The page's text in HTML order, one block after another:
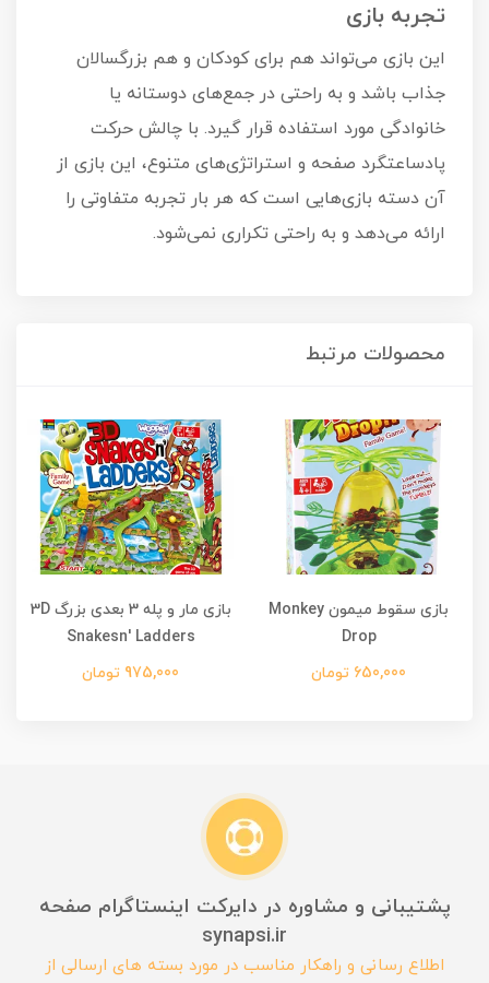
تجربه بازی
این بازی می‌تواند هم برای کودکان و هم بزرگسالان
جذاب باشد و به راحتی در جمع‌های دوستانه یا
خانوادگی مورد استفاده قرار گیرد. با چالش حرکت
پادساعتگرد صفحه و استراتژی‌های متنوع، این بازی از
آن دسته بازی‌هایی است که هر بار تجربه متفاوتی را
ارائه می‌دهد و به راحتی تکراری نمی‌شود.
محصولات مرتبط
بازی سقوط میمون Monkey
Drop
650,000 تومان
بازی مار و پله 3 بعدی بزرگ 3D
Snakesn' Ladders
975,000 تومان
پشتیبانی و مشاوره در دایرکت اینستاگرام صفحه
synapsi.ir
اطلاع رسانی و راهکار مناسب در مورد بسته های ارسالی از